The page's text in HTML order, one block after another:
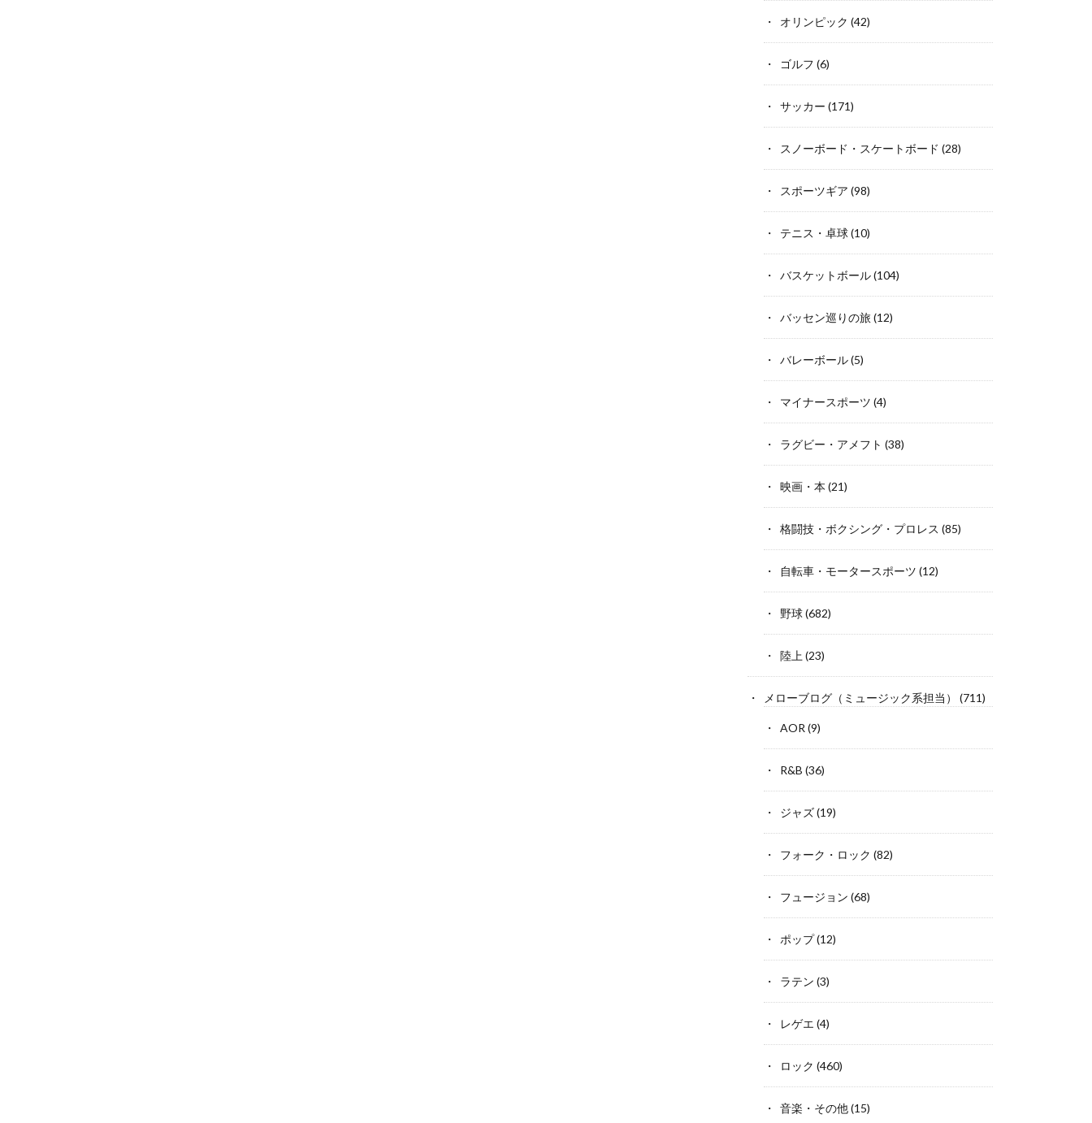
オリンピック (42)
ゴルフ (6)
サッカー (171)
スノーボード・スケートボード (28)
スポーツギア (98)
テニス・卓球(10)
バスケットボール(104)
バッセン巡りの旅(12)
バレーボール(5)
マイナースポーツ (4)
ラグビー・アメフト (38)
映画・本 (21)
格闘技・ボクシング・プロレス (85)
自転車・モータースポーツ (12)
野球(682)
陸上 (23)
メローブログ（ミュージック系担当） (711)
AOR (9)
R&B (36)
ジャズ(19)
フォーク・ロック (82)
フュージョン (68)
ポップ(12)
ラテン (3)
レゲエ (4)
ロック (460)
音楽・その他(15)